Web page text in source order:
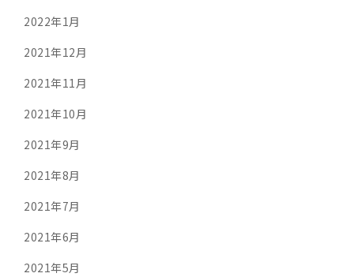
2022年1月
2021年12月
2021年11月
2021年10月
2021年9月
2021年8月
2021年7月
2021年6月
2021年5月